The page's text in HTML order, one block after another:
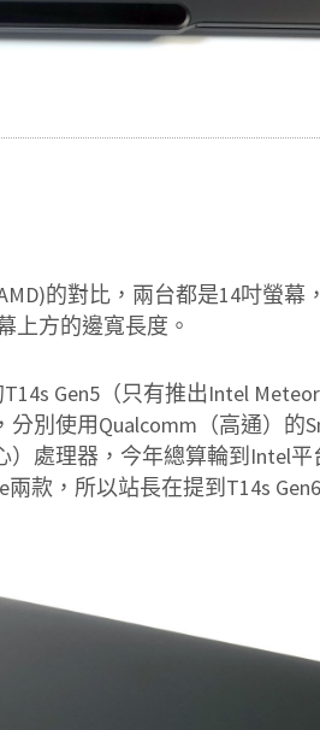
的對比，兩台都是14吋螢幕
上方的邊寬長度。
Gen5（只有推出Intel
別使用Qualcomm（高通）的
）處理器，今年總算輪到Intel平
款，所以站長在提到T14s